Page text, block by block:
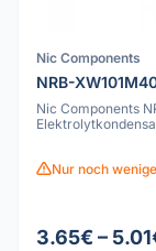
Nic Components
NRB-
Nic Components
Nur noch
3.65€ –